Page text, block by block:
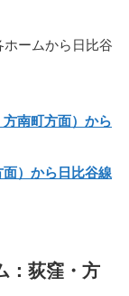
ームから日比谷
南町方面）から
）から日比谷線
：荻窪・方